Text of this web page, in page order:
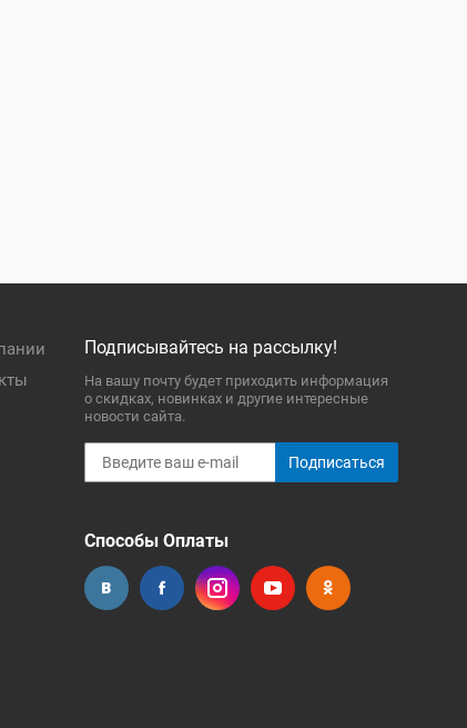
Подписывайтесь на рассылку!
На вашу почту будет приходить информация
о скидках, новинках и другие интересные
новости сайта.
Подписаться
Способы Оплаты